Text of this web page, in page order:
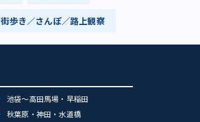
街歩き／さんぽ／路上観察
池袋～高田馬場・早稲田
秋葉原・神田・水道橋